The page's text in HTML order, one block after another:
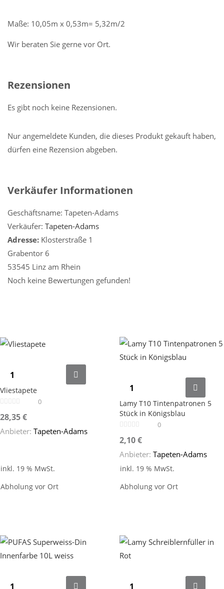
Maße: 10,05m x 0,53m= 5,32m/2
Wir beraten Sie gerne vor Ort.
Rezensionen
Es gibt noch keine Rezensionen.
Nur angemeldete Kunden, die dieses Produkt gekauft haben,
dürfen eine Rezension abgeben.
Verkäufer Informationen
Geschäftsname: Tapeten-Adams
Verkäufer: Tapeten-Adams
Adresse: Klosterstraße 1
Grabentor 6
53545 Linz am Rhein
Noch keine Bewertungen gefunden!
Vliestapete
0
28,35€
Anbieter: Tapeten-Adams
inkl. 19 % MwSt.
Abholung vor Ort
Lamy T10 Tintenpatronen 5
Stück in Königsblau
0
2,10€
Anbieter: Tapeten-Adams
inkl. 19 % MwSt.
Abholung vor Ort